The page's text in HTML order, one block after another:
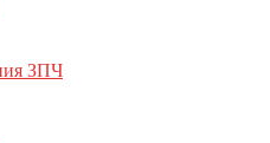
ЗПЧ